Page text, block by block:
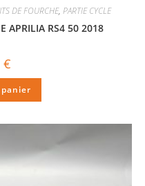
DE FOURCHE, PARTIE CYCLE
APRILIA RS4 50 2018
€